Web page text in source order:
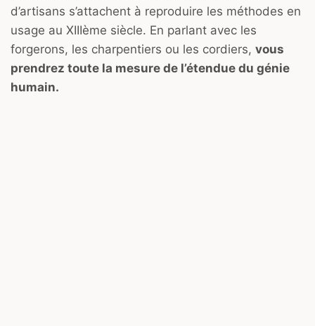
d’artisans s’attachent à reproduire les méthodes en
usage au XIIIème siècle. En parlant avec les
forgerons, les charpentiers ou les cordiers, vous
prendrez toute la mesure de l’étendue du génie
humain.